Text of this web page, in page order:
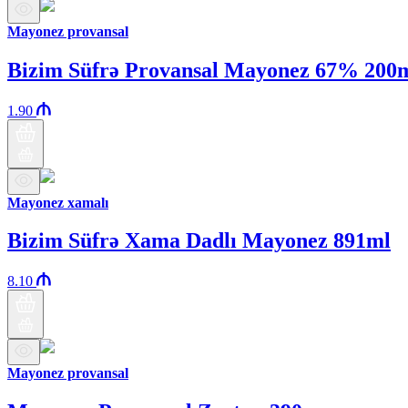
Mayonez provansal
Bizim Süfrə Provansal Mayonez 67%
1.90
Mayonez xamalı
Bizim Süfrə Xama Dadlı Mayonez 891ml
8.10
Mayonez provansal